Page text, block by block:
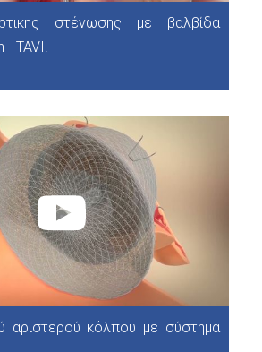
στένωσης με βαλβίδα
- TAVI.
αριστερού κόλπου με σύστημα